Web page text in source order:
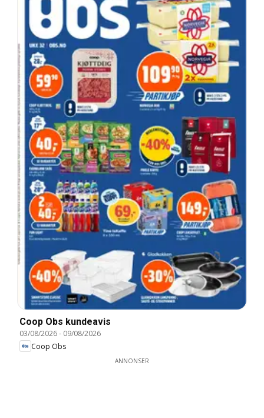
Coop Obs kundeavis
03/08/2026- 09/08/2026
Coop Obs
ANNONSER